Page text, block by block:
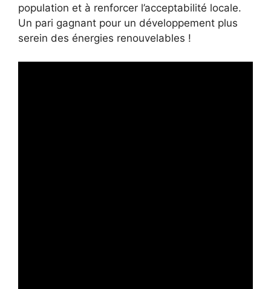
population et à renforcer l’acceptabilité locale.
Un pari gagnant pour un développement plus
serein des énergies renouvelables !